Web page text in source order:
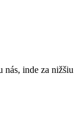
nás, inde za nižšiu